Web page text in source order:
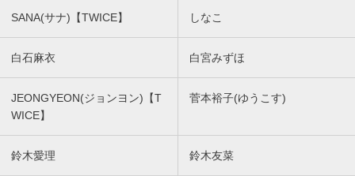
SANA(サナ)【TWICE】 しなこ
白石麻衣 白宮みずほ
JEONGYEON(ジョンヨン)【T
WICE】
菅本裕子(ゆうこす)
鈴木愛理 鈴木友菜